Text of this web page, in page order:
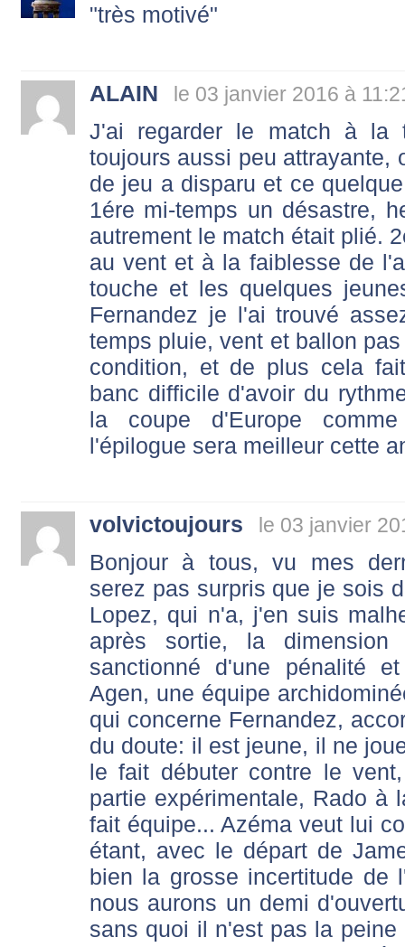
"très motivé"
ALAIN le 03 janvier 2016 à
J'ai regarder le match à la
toujours aussi peu attrayante,
de jeu a disparu et ce
1ére mi-temps un désastre,
autrement le match était plié.
au vent et à la faiblesse de
touche et les quelques
Fernandez je l'ai trouvé
temps pluie, vent et ballon
condition, et de plus cela
banc difficile d'avoir du
la coupe d'Europe
l'épilogue sera meilleur cette
volvictoujours le 03 janvier
Bonjour à tous, vu mes
serez pas surpris que je sois
Lopez, qui n'a, j'en suis
après sortie, la
sanctionné d'une pénalité
Agen, une équipe
qui concerne Fernandez,
du doute: il est jeune, il ne
le fait débuter contre le
partie expérimentale, Rado à
fait équipe... Azéma veut lui
étant, avec le départ de
bien la grosse incertitude de
nous aurons un demi
sans quoi il n'est pas la